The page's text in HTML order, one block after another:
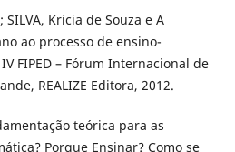
Kricia de Souza e A
ao processo de ensino-
FIPED – Fórum Internacional de
REALIZE Editora, 2012.
teórica para as
Porque Ensinar? Como se